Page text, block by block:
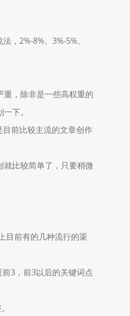
2%-8%、3%-5%、
，除非是一些高权重的
下。
前比较主流的文章创作
比较简单了，只要稍微
目前有的几种流行的渠
3，前3以后的关键词点